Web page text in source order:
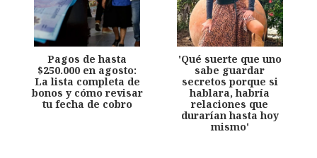
Pagos de hasta
$250.000 en agosto:
La lista completa de
bonos y cómo revisar
tu fecha de cobro
'Qué suerte que uno
sabe guardar
secretos porque si
hablara, habría
relaciones que
durarían hasta hoy
mismo'